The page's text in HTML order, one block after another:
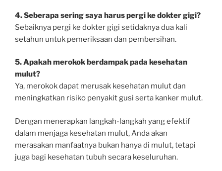
4. Seberapa sering saya harus pergi ke dokter gigi?
Sebaiknya pergi ke dokter gigi setidaknya dua kali
setahun untuk pemeriksaan dan pembersihan.
5. Apakah merokok berdampak pada kesehatan
mulut?
Ya, merokok dapat merusak kesehatan mulut dan
meningkatkan risiko penyakit gusi serta kanker mulut.
Dengan menerapkan langkah-langkah yang efektif
dalam menjaga kesehatan mulut, Anda akan
merasakan manfaatnya bukan hanya di mulut, tetapi
juga bagi kesehatan tubuh secara keseluruhan.